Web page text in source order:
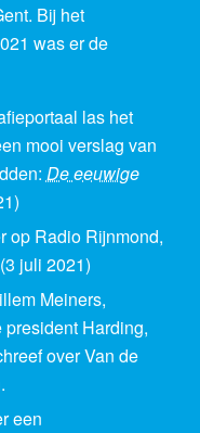
Bij het
was er de
las het
mooi verslag van
De eeuwige
op Radio Rijnmond,
(3 juli 2021)
Meiners,
Harding,
over Van de
.
een